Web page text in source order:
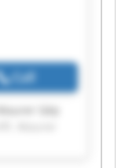
Call
Kft.